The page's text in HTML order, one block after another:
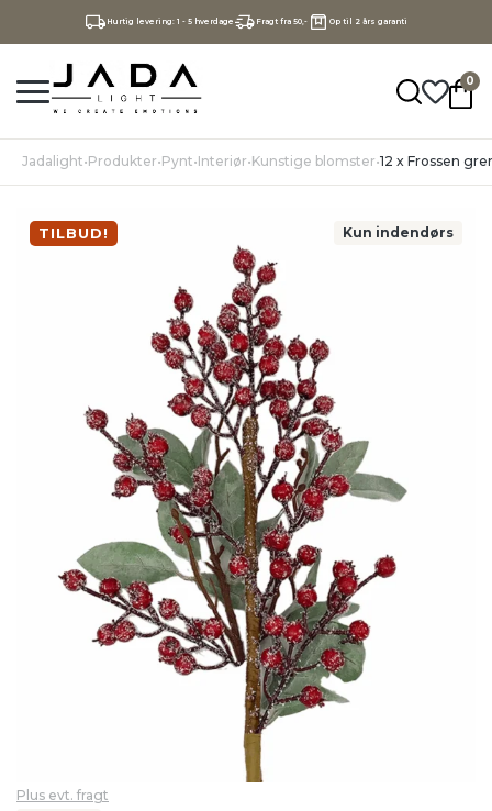
Hurtig levering: 1 - 5 hverdage Fragt fra 50,- Op til 2 års garanti
0
Jadalight•Produkter•Pynt•Interiør•Kunstige blomster•12 x Frossen
Kun indendørs
TILBUD!
Plus evt. fragt